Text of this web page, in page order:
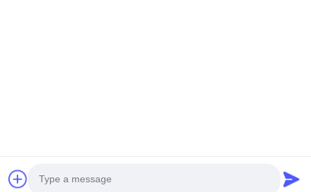
©2023- Baoji Hengtong Electronics Co., LTD. सभी अधिकार सुरक्षित